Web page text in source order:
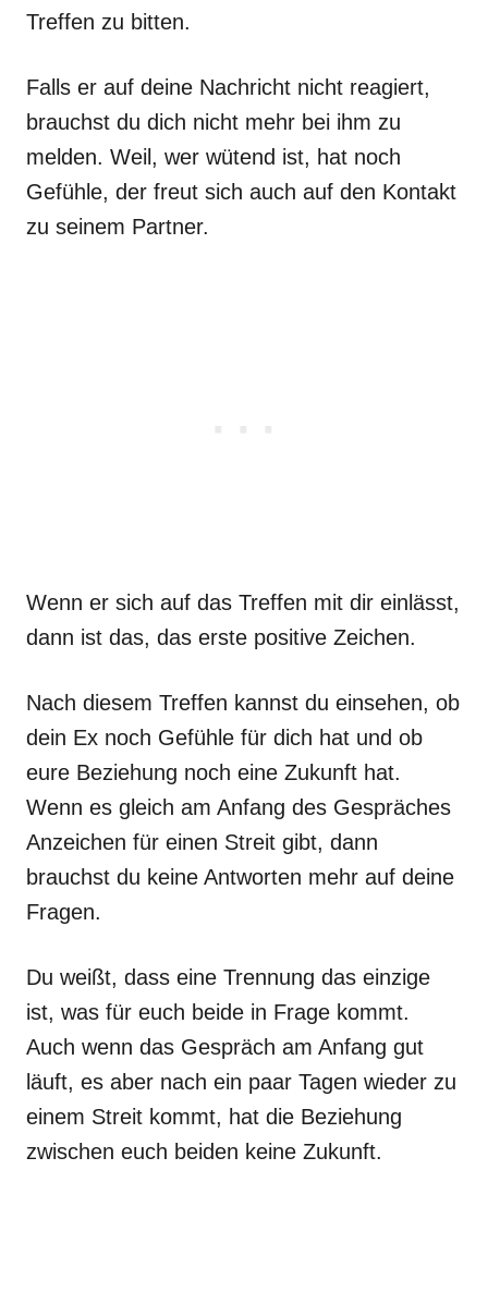
Treffen zu bitten.
Falls er auf deine Nachricht nicht reagiert,
brauchst du dich nicht mehr bei ihm zu
melden. Weil, wer wütend ist, hat noch
Gefühle, der freut sich auch auf den Kontakt
zu seinem Partner.
Wenn er sich auf das Treffen mit dir einlässt,
dann ist das, das erste positive Zeichen.
Nach diesem Treffen kannst du einsehen, ob
dein Ex noch Gefühle für dich hat und ob
eure Beziehung noch eine Zukunft hat.
Wenn es gleich am Anfang des Gespräches
Anzeichen für einen Streit gibt, dann
brauchst du keine Antworten mehr auf deine
Fragen.
Du weißt, dass eine Trennung das einzige
ist, was für euch beide in Frage kommt.
Auch wenn das Gespräch am Anfang gut
läuft, es aber nach ein paar Tagen wieder zu
einem Streit kommt, hat die Beziehung
zwischen euch beiden keine Zukunft.